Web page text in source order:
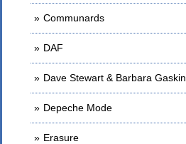
Communards
DAF
Dave Stewart & Barbara Gaskin
Depeche Mode
Erasure